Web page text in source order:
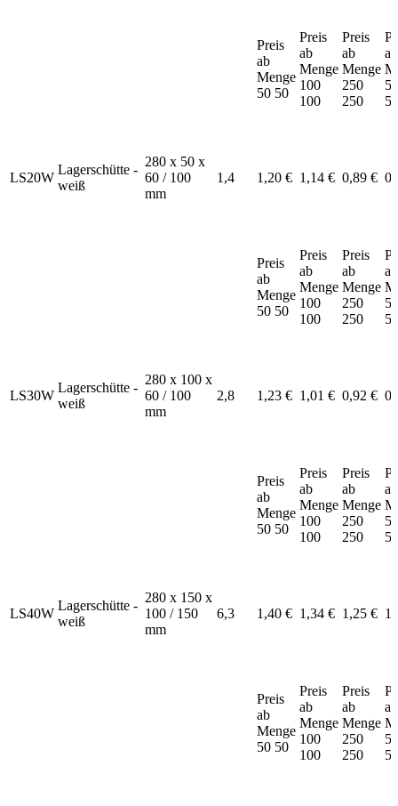
Preis
ab
Menge
50 50
Preis
ab
Menge
100
100
Preis
ab
Menge
250
250
ab
LS20W
Lagerschütte -
weiß
280 x 50 x
60 / 100
mm
1,4 1,20 € 1,14 € 0,89 €
Preis
ab
Menge
50 50
Preis
ab
Menge
100
100
Preis
ab
Menge
250
250
ab
LS30W
Lagerschütte -
weiß
280 x 100 x
60 / 100
mm
2,8 1,23 € 1,01 € 0,92 €
Preis
ab
Menge
50 50
Preis
ab
Menge
100
100
Preis
ab
Menge
250
250
ab
LS40W
Lagerschütte -
weiß
280 x 150 x
100 / 150
mm
6,3 1,40 € 1,34 € 1,25 €
Preis
ab
Menge
50 50
Preis
ab
Menge
100
100
Preis
ab
Menge
250
250
ab